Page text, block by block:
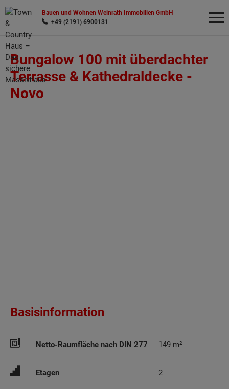
Bauen und Wohnen Weinrath Immobilien GmbH
+49 (2191) 6900131
Bungalow 100 mit überdachter
Terrasse & Kathedraldecke -
Novo
Basisinformation
Netto-Raumfläche nach DIN 277 149 m²
Etagen 2
Wonach möchten Sie suchen?